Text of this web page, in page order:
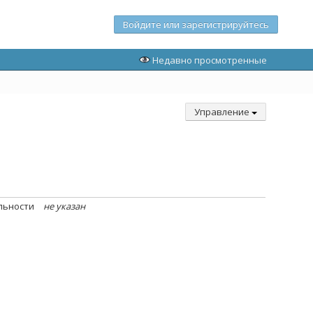
Войдите или зарегистрируйтесь
Недавно просмотренные
Управление
не указан